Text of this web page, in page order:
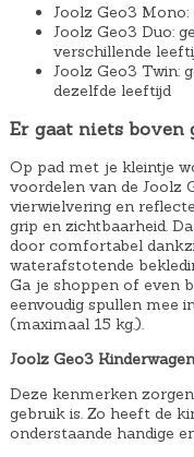
Joolz Geo3
Joolz Geo3 Duo:
verschillende
Joolz Geo3 Twin:
dezelfde leeftijd
Er gaat niets boven
Op pad met je kleintje
voordelen van de Joolz
vierwielvering en
grip en zichtbaarheid.
door comfortabel
waterafstotende
Ga je shoppen of even
eenvoudig spullen mee
(maximaal 15 kg.).
Joolz Geo3
Deze kenmerken
gebruik is. Zo heeft de
onderstaande handige